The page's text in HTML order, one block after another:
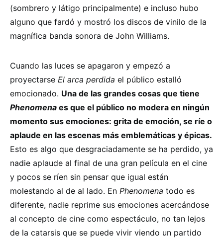
(sombrero y látigo principalmente) e incluso hubo
alguno que fardó y mostró los discos de vinilo de la
magnífica banda sonora de John Williams.
Cuando las luces se apagaron y empezó a
proyectarse El arca perdida el público estalló
emocionado. Una de las grandes cosas que tiene
Phenomena es que el público no modera en ningún
momento sus emociones: grita de emoción, se ríe o
aplaude en las escenas más emblemáticas y épicas.
Esto es algo que desgraciadamente se ha perdido, ya
nadie aplaude al final de una gran película en el cine
y pocos se ríen sin pensar que igual están
molestando al de al lado. En Phenomena todo es
diferente, nadie reprime sus emociones acercándose
al concepto de cine como espectáculo, no tan lejos
de la catarsis que se puede vivir viendo un partido